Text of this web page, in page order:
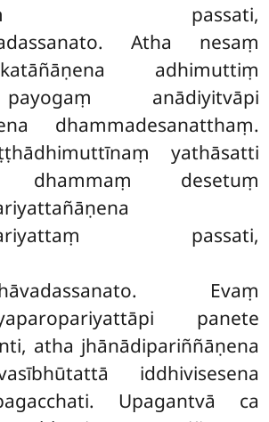
passati,
Atha nesaṃ
adhimuttiṃ
anādiyitvāpi
dhammadesanatthaṃ.
yathāsatti
dhammaṃ desetuṃ
passati,
Evaṃ
panete
atha jhānādipariññāṇena
iddhivisesena
Upagantvā ca